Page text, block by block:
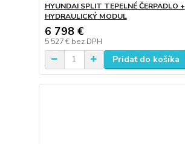
HYUNDAI SPLIT TEPELNÉ ČERPADLO +
HYDRAULICKÝ MODUL
6 798 €
5 527 € bez DPH
Pridať do košíka